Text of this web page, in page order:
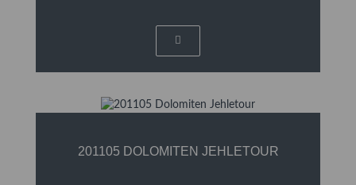
201105 DOLOMITEN JEHLETOUR